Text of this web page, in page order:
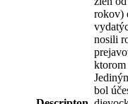
rokov)
nosili
ktorom
bol